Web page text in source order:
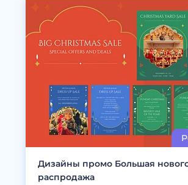
Дизайны промо Большая
распродажа